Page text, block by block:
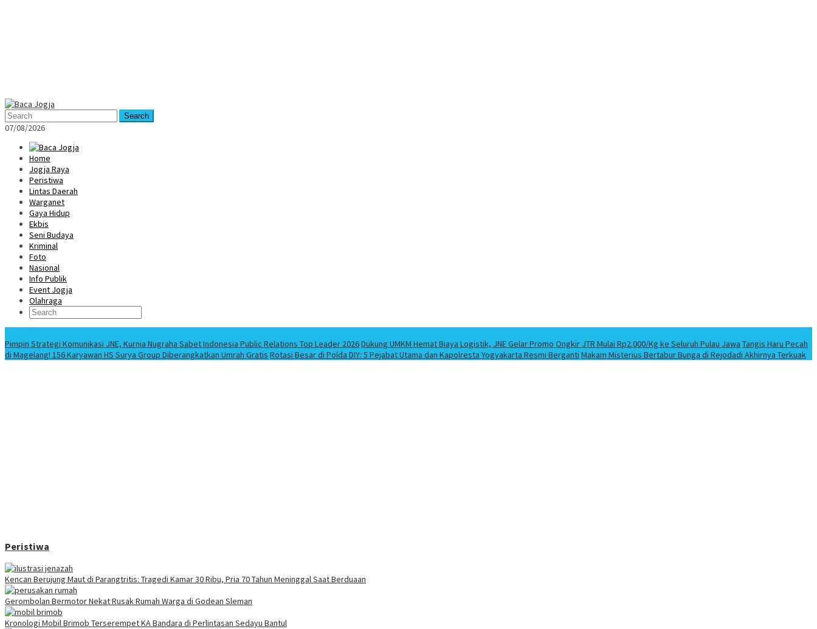
Mobile
Menu
Search
07/08/2026
Home
Jogja Raya
Peristiwa
Lintas Daerah
Warganet
Gaya Hidup
Ekbis
Seni Budaya
Kriminal
Foto
Nasional
Info Publik
Event Jogja
Olahraga
Pimpin Strategi Komunikasi JNE, Kurnia Nugraha Sabet Indonesia Public Relations Top Leader 2026Dukung UMKM Hemat Biaya Logistik, JNE Gelar Promo Ongkir JTR Mulai Rp2.000/Kg ke Seluruh Pulau Jawa Tangis Haru Pecah
di Magelang! 156 Karyawan HS Surya Group Diberangkatkan Umrah Gratis Rotasi Besar di Polda DIY: 5 Pejabat Utama dan Kapolresta Yogyakarta Resmi Berganti Makam Misterius Bertabur Bunga di Rejodadi Akhirnya Terkuak
Peristiwa
Kencan Berujung Maut di Parangtritis: Tragedi Kamar 30 Ribu, Pria 70 Tahun Meninggal Saat Berduaan
Gerombolan Bermotor Nekat Rusak Rumah Warga di Godean Sleman
Kronologi Mobil Brimob Terserempet KA Bandara di Perlintasan Sedayu Bantul